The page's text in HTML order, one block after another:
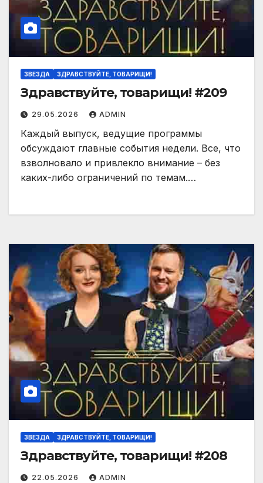
ЗВЕЗДА ЗДРАВСТВУЙТЕ, ТОВАРИЩИ!
Здравствуйте, товарищи! #209
29.05.2026 ADMIN
Каждый выпуск, ведущие программы
обсуждают главные события недели. Все, что
взволновало и привлекло внимание – без
каких-либо ограничений по темам.…
ЗВЕЗДА ЗДРАВСТВУЙТЕ, ТОВАРИЩИ!
Здравствуйте, товарищи! #208
22.05.2026 ADMIN